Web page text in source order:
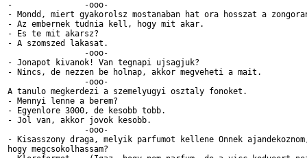
-		-ooo-
- Mondd, miert gyakorolsz mostanaban hat ora hosszat a
- Az embernek tudnia kell, hogy mit akar.
- Es te mit akarsz?
- A szomszed lakasat.
- Jonapot kivanok! Van tegnapi ujsagjuk?
- Nincs, de nezzen be holnap, akkor megveheti a mait.
A tanulo megkerdezi a szemelyugyi osztaly fonoket.
- Mennyi lenne a berem?
- Egyenlore 3000, de kesobb tobb.
- Jol van, akkor jovok kesobb.
- Kisasszony draga, melyik parfumot kellene Onnek
hogy megcsokolhassam?